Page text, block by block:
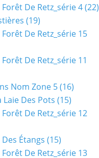
De Retz_série 4(22)
(19)
De Retz_série 15
De Retz_série 11
Nom Zone 5(16)
Laie Des Pots (15)
De Retz_série 12
Étangs (15)
De Retz_série 13